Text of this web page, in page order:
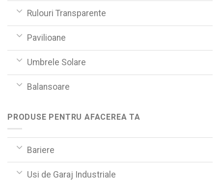
Rulouri Transparente
Pavilioane
Umbrele Solare
Balansoare
PRODUSE PENTRU AFACEREA TA
Bariere
Usi de Garaj Industriale